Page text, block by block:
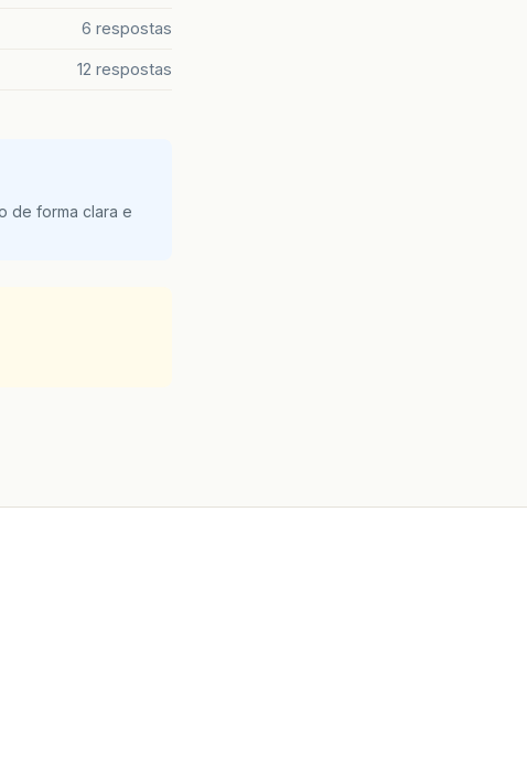
6 respostas
12 respostas
de forma clara e